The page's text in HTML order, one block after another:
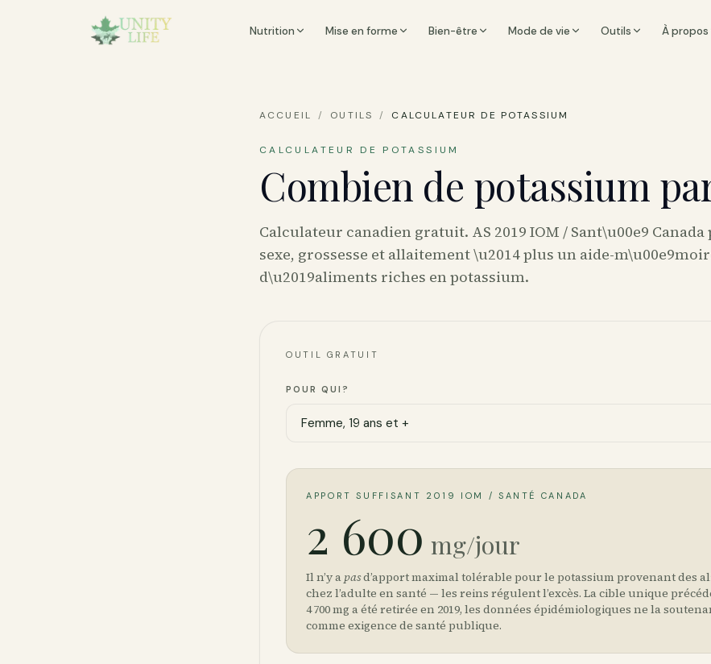
Nutrition Mise en forme Bien-être Mode de vie Outils À propos
ACCUEIL / OUTILS / CALCULATEUR DE POTASSIUM
CALCULATEUR DE POTASSIUM
Combien de potassium
Calculateur canadien gratuit. AS 2019 IOM / Sant\u00e9 Canada
sexe, grossesse et allaitement \u2014 plus un aide-
d\u2019aliments riches en potassium.
OUTIL GRATUIT
POUR QUI?
APPORT SUFFISANT 2019 IOM / SANTÉ CANADA
2 600 mg/jour
Il n’y apasd’apport maximal tolérable pour le potassium provenant des
chez l’adulte en santé — les reins régulent l’excès. La cible unique
4 700 mg a été retirée en 2019, les données épidémiologiques ne la
comme exigence de santé publique.